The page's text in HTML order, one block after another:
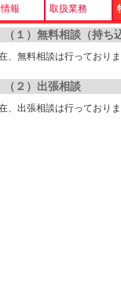
報 取扱業務
（１）無料相談（持ち
、無料相談は行っており
（２）出張相談
、出張相談は行っており